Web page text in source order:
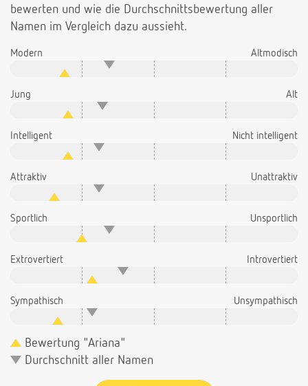
bewerten und wie die Durchschnittsbewertung aller
Namen im Vergleich dazu aussieht.
Modern Altmodisch
Jung Alt
Intelligent Nicht intelligent
Attraktiv Unattraktiv
Sportlich Unsportlich
Extrovertiert Introvertiert
Sympathisch Unsympathisch
Bewertung "Ariana"
Durchschnitt aller Namen